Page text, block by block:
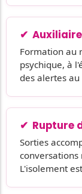
Formation au
psychique, à
des alertes
Rupture
Sorties
conversations
L'isolement